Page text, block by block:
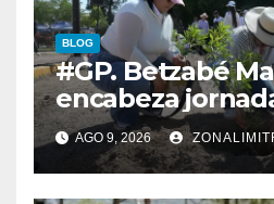
BLOG
#GP. Betzabé
encabeza
reforestación en
de Mayo*
AGO 9, 2026